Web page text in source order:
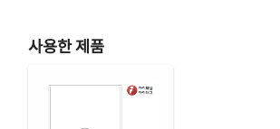
사용한 제품